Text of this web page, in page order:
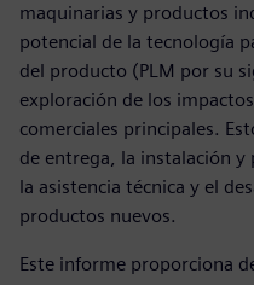
maquinarias y productos
potencial de la tecnología
del producto (PLM por su
exploración de los
comerciales principales.
de entrega, la instalación
la asistencia técnica y el
productos nuevos.
Este informe proporciona